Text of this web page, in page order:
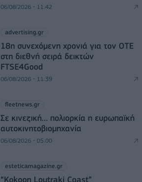
06/08/2026 - 11:42
advertising.gr
18η συνεχόμενη χρονιά για τον ΟΤΕ
στη διεθνή σειρά δεικτών
FTSE4Good
06/08/2026 - 11:39
fleetnews.gr
Σε κινεζική… πολιορκία η ευρωπαϊκή
αυτοκινητοβιομηχανία
06/08/2026 - 05:00
esteticamagazine.gr
“Kokoon Loutraki Coast”